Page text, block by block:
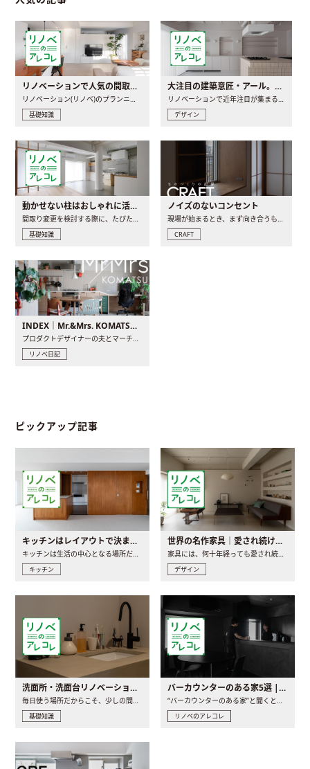
リノベーションで人気の間取りとは？トレンドの間取りと実例を徹底解説
リノベーション(リノベ)のプランニングで一番最初に決めるのは..
基礎知識
大注目の建築意匠・アール。人気の理由と空間に取り入れるポイント
リノベーションで近年注目が集まる建築意匠の一つであるアール..
デザイン
動かせない柱はおしゃれに活用！柱を魅せるリノベーション(リノベ)4選
間取り変更を検討する際に、たびたび皆さんの頭を悩ませる動か..
基礎知識
ノイズのないコンセント
現場が始まるとき、まず向き合うものの一つがコンセントです..
CRAFT
INDEX｜Mr.&Mrs. KOMATSU renovation diary
プロダクトデザイナーの夫とマーチャンダイザーの妻が、夫婦で..
リノベ日記
ピックアップ記事
キッチンはレイアウトで決まる。後悔しないための考え方と選び方
キッチン
世界の名作家具｜愛され続ける理由と一生モノとの出会い方
デザイン
洗面所・洗面台リノベーションの事例と間取りアイデア
毎日使う場所だからこそ、少しの間取りの工夫や素材の選び方で..
基礎知識
バーカウンターのある家5選 | 日常に馴染む“距離の近い”キッチンとは
“バーカウンターのある家”と聞くと、少し特別な、大人のための..
リノベのアレコレ